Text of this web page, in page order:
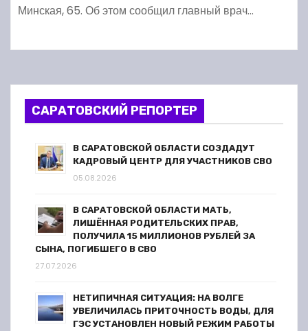
Минская, 65. Об этом сообщил главный врач…
САРАТОВСКИЙ РЕПОРТЕР
В САРАТОВСКОЙ ОБЛАСТИ СОЗДАДУТ
КАДРОВЫЙ ЦЕНТР ДЛЯ УЧАСТНИКОВ СВО
05.08.2026
В САРАТОВСКОЙ ОБЛАСТИ МАТЬ,
ЛИШЁННАЯ РОДИТЕЛЬСКИХ ПРАВ,
ПОЛУЧИЛА 15 МИЛЛИОНОВ РУБЛЕЙ ЗА
СЫНА, ПОГИБШЕГО В СВО
27.07.2026
НЕТИПИЧНАЯ СИТУАЦИЯ: НА ВОЛГЕ
УВЕЛИЧИЛАСЬ ПРИТОЧНОСТЬ ВОДЫ, ДЛЯ
ГЭС УСТАНОВЛЕН НОВЫЙ РЕЖИМ РАБОТЫ